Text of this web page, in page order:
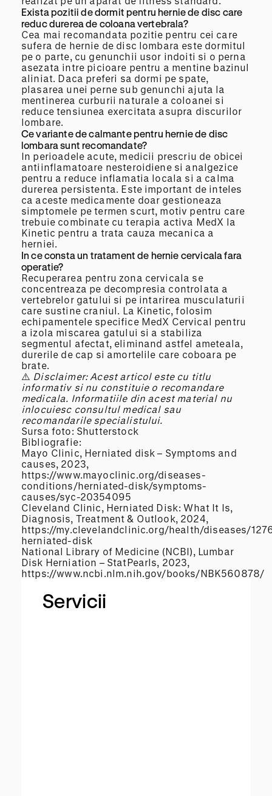
Exista pozitii de dormit pentru hernie de disc care
reduc durerea de coloana vertebrala?
Cea mai recomandata pozitie pentru cei care
sufera de hernie de disc lombara este dormitul
pe o parte, cu genunchii usor indoiti si o perna
asezata intre picioare pentru a mentine bazinul
aliniat. Daca preferi sa dormi pe spate,
plasarea unei perne sub genunchi ajuta la
mentinerea curburii naturale a coloanei si
reduce tensiunea exercitata asupra discurilor
lombare.
Ce variante de calmante pentru hernie de disc
lombara sunt recomandate?
In perioadele acute, medicii prescriu de obicei
antiinflamatoare nesteroidiene si analgezice
pentru a reduce inflamatia locala si a calma
durerea persistenta. Este important de inteles
ca aceste medicamente doar gestioneaza
simptomele pe termen scurt, motiv pentru care
trebuie combinate cu terapia activa MedX la
Kinetic pentru a trata cauza mecanica a
herniei.
In ce consta un tratament de hernie cervicala fara
operatie?
Recuperarea pentru zona cervicala se
concentreaza pe decompresia controlata a
vertebrelor gatului si pe intarirea musculaturii
care sustine craniul. La Kinetic, folosim
echipamentele specifice MedX Cervical pentru
a izola miscarea gatului si a stabiliza
segmentul afectat, eliminand astfel ameteala,
durerile de cap si amortelile care coboara pe
brate.
⚠️ Disclaimer: Acest articol este cu titlu
informativ si nu constituie o recomandare
medicala. Informatiiledin acest material nu
inlocuiescconsultul medical sau
recomandarilespecialistului.
Sursa foto: Shutterstock
Bibliografie:
Mayo Clinic, Herniated disk – Symptoms and
causes, 2023,
https://www.mayoclinic.org/diseases-
conditions/herniated-disk/symptoms-
causes/syc-20354095
Cleveland Clinic, Herniated Disk: What It Is,
Diagnosis, Treatment & Outlook, 2024,
https://my.clevelandclinic.org/health/diseases/
herniated-disk
National Library of Medicine (NCBI), Lumbar
Disk Herniation – StatPearls, 2023,
https://www.ncbi.nlm.nih.gov/books/NBK560878/
Servicii